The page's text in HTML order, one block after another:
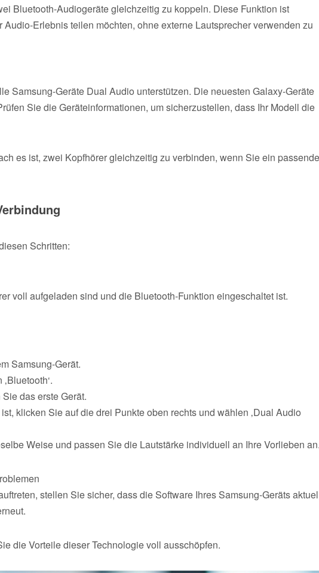
Bluetooth-Audiogeräte gleichzeitig zu koppeln. Diese Funktion ist
Erlebnis teilen möchten, ohne externe Lautsprecher verwenden zu
Samsung-Geräte Dual Audio unterstützen. Die neuesten Galaxy-Geräte
Sie die Geräteinformationen, um sicherzustellen, dass Ihr Modell die
es ist, zwei Kopfhörer gleichzeitig zu verbinden, wenn Sie ein
Schritten:
voll aufgeladen sind und die Bluetooth-Funktion eingeschaltet ist.
Samsung-Gerät.
das erste Gerät.
klicken Sie auf die drei Punkte oben rechts und wählen ‚Dual Audio
Weise und passen Sie die Lautstärke individuell an Ihre Vorlieben
stellen Sie sicher, dass die Software Ihres Samsung-Geräts
die Vorteile dieser Technologie voll ausschöpfen.